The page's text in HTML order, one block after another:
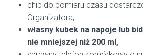
chip do pomiaru czasu
Organizatora,
własny kubek na napoje lub
nie mniejszej niż 200 ml,